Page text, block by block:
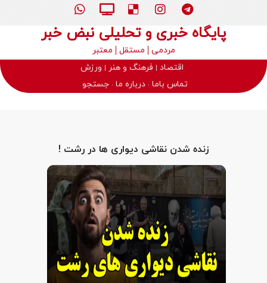
پایگاه خبری و تحلیلی نبض خبر
مردمی مستقل
معتبر
اقتصاد
فرهنگ و هنر
ورزش
تماس باما درباره ما جستجو
زنده شدن نقاشی دیواری ها در رشت !